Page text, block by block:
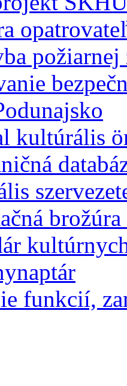
kultúrális
funkcií,